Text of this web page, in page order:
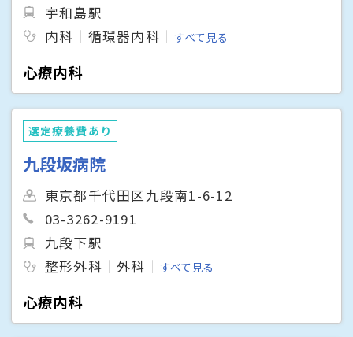
宇和島駅
内科
循環器内科 すべて見る
心療内科
選定療養費あり
九段坂病院
東京都千代田区九段南1-6-12
03-3262-9191
九段下駅
整形外科
外科 すべて見る
心療内科